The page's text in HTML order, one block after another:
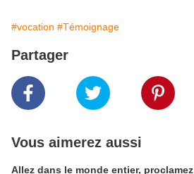
#vocation #Témoignage
Partager
Vous aimerez aussi
Allez dans le monde entier, proclamez